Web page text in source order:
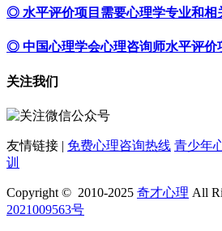
◎ 水平评价项目需要心理学专业和相
◎ 中国心理学会心理咨询师水平评价
关注我们
友情链接 | 免费心理咨询热线 青少年
训
Copyright © 2010-2025 奇才心理 All
2021009563号